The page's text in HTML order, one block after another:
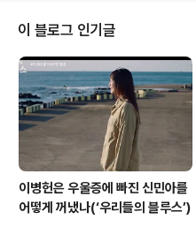
보인다. 1999년이든 현재든 응원은 누구
까. 댄서의 꿈을 갖고 있는 필선(이혜리)
서울에서 온 치어리더 세현(조아람)을 내
아리를 만든다. 단지 춤 연습할 공간을 마
했지만 차츰 이들은 치어리딩에 빠져들고,
상고 축구부 또한 이들..
이 블로그 인기글
이병헌은 우울증에 빠진 신민아를
어떻게 꺼냈나(‘우리들의 블루스’)